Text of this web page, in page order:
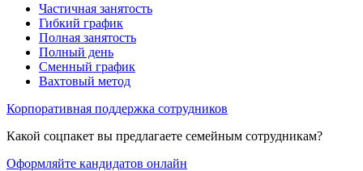
Частичная занятость
Гибкий график
Полная занятость
Полный день
Сменный график
Вахтовый метод
Корпоративная поддержка сотрудников
Какой соцпакет вы предлагаете семейным сотрудникам?
Оформляйте кандидатов онлайн